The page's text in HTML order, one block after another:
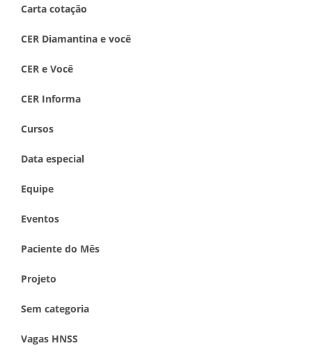
Carta cotação
CER Diamantina e você
CER e Você
CER Informa
Cursos
Data especial
Equipe
Eventos
Paciente do Mês
Projeto
Sem categoria
Vagas HNSS